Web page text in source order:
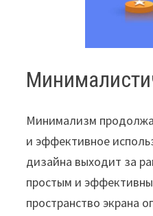
Минимализм
и эффективное
дизайна выходит за
простым и
пространство экрана